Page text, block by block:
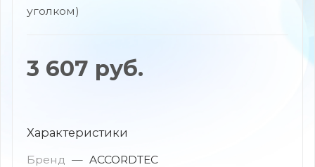
уголком)
3 607 руб.
Характеристики
Бренд — ACCORDTEC